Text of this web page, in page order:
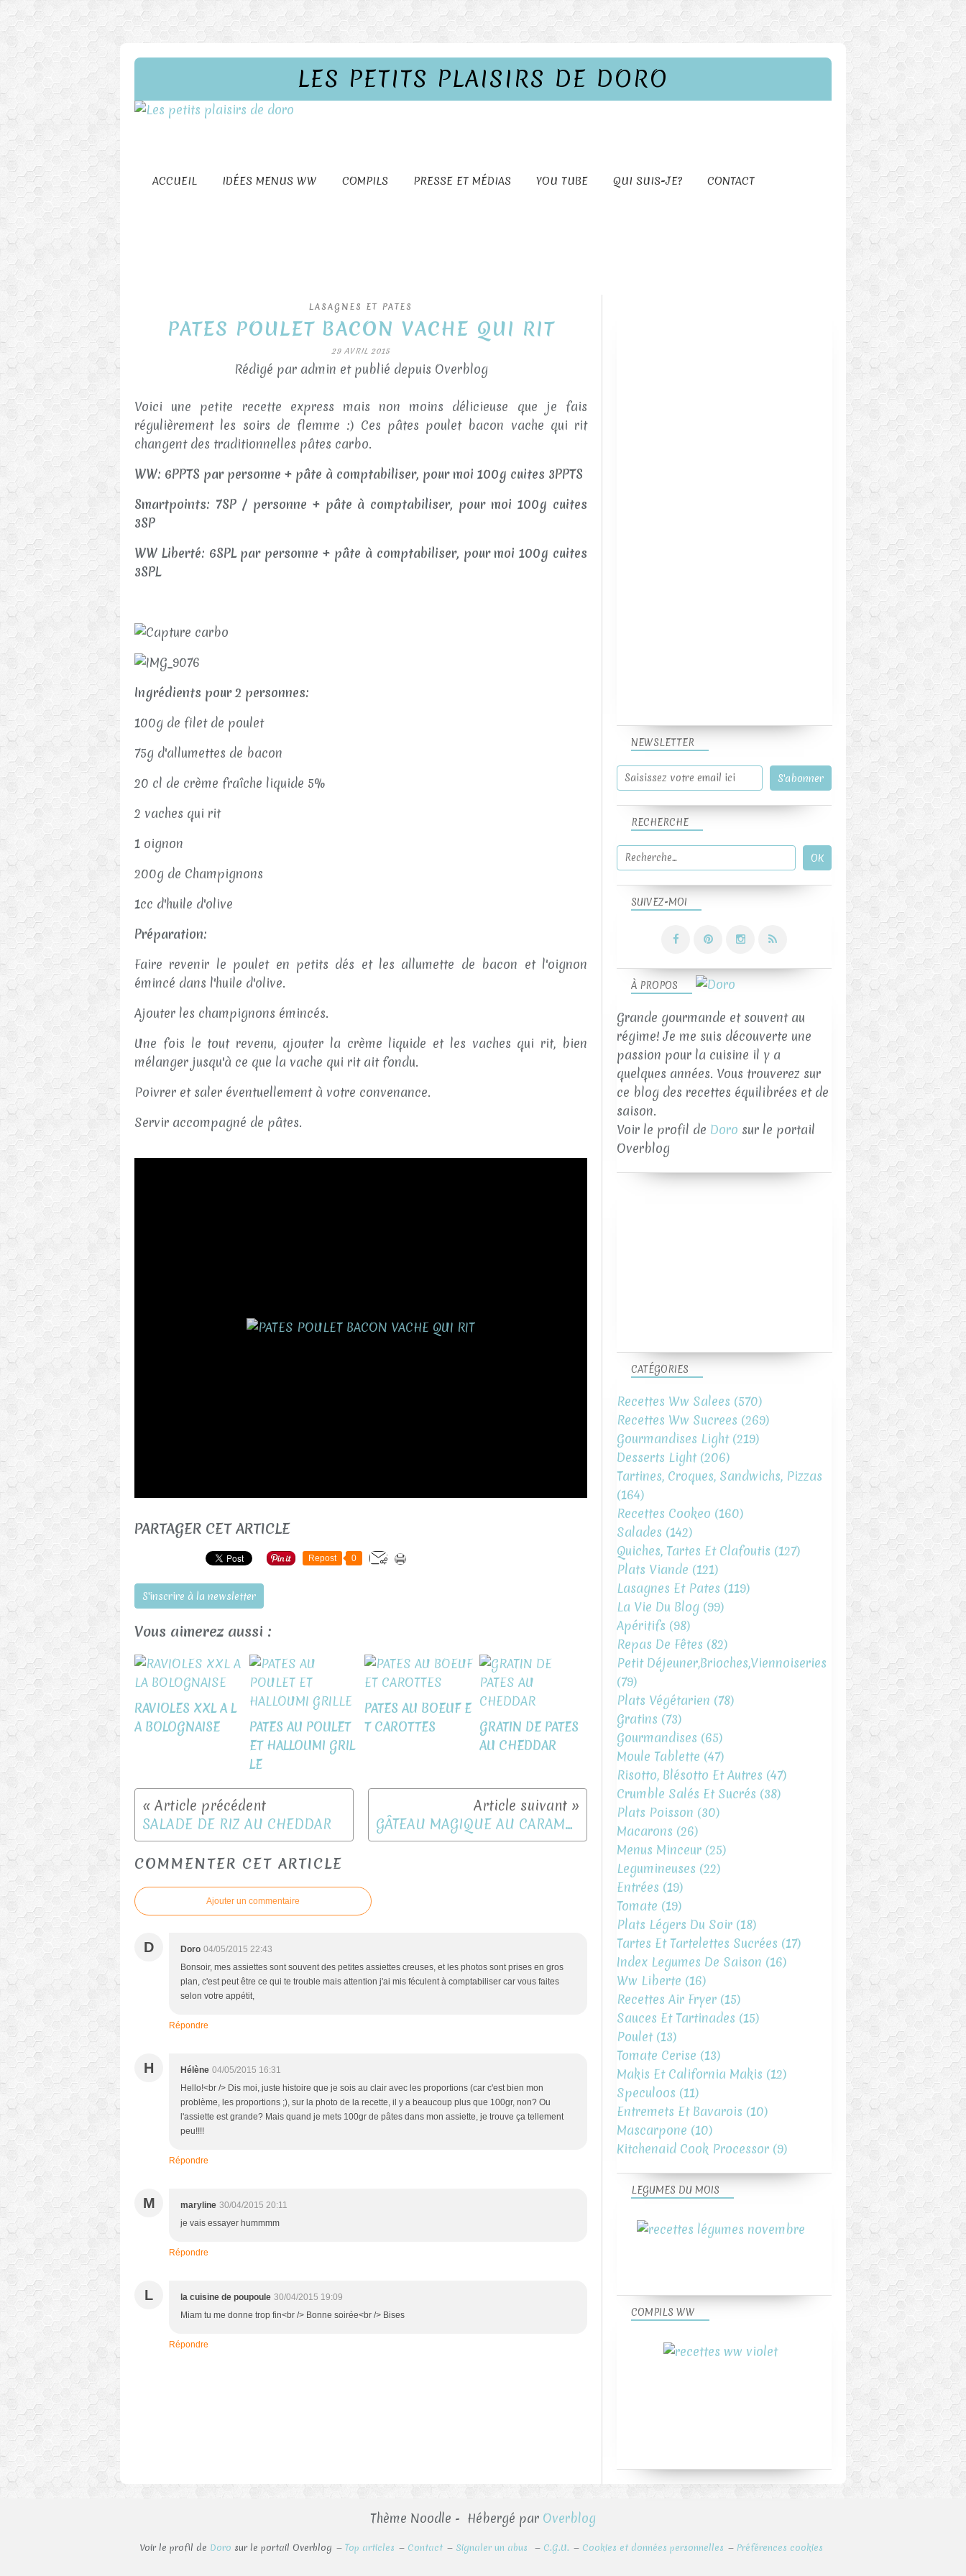
LES PETITS PLAISIRS DE DORO
ACCUEIL IDÉES MENUS WW COMPILS PRESSE ET MÉDIAS YOU TUBE QUI SUIS-JE? CONTACT
LASAGNES ET PATES
PATES POULET BACON VACHE QUI RIT
29 AVRIL 2015
Rédigé par admin et publié depuis Overblog
Voici une petite recette express mais non moins délicieuse que je fais
régulièrement les soirs de flemme :) Ces pâtes poulet bacon vache qui rit
changent des traditionnelles pâtes carbo.
WW: 6PPTS par personne + pâte à comptabiliser, pour moi 100g cuites 3PPTS
Smartpoints: 7SP / personne + pâte à comptabiliser, pour moi 100g cuites
3SP
WW Liberté: 6SPL par personne + pâte à comptabiliser, pour moi 100g cuites
3SPL
Ingrédients pour 2 personnes:
100g de filet de poulet
75g d'allumettes de bacon
20 cl de crème fraîche liquide 5%
2 vaches qui rit
1 oignon
200g de Champignons
1cc d'huile d'olive
Préparation:
Faire revenir le poulet en petits dés et les allumette de bacon et l'oignon
émincé dans l'huile d'olive.
Ajouter les champignons émincés.
Une fois le tout revenu, ajouter la crème liquide et les vaches qui rit, bien
mélanger jusqu'à ce que la vache qui rit ait fondu.
Poivrer et saler éventuellement à votre convenance.
Servir accompagné de pâtes.
PARTAGER CET ARTICLE
Repost 0
S'inscrire à la newsletter
Vous aimerez aussi :
RAVIOLES XXL A L
A BOLOGNAISE
PATES AU POULET
ET HALLOUMI GRIL
LE
PATES AU BOEUF E
T CAROTTES
GRATIN DE PATES
AU CHEDDAR
SALADE DE RIZ AU CHEDDAR GÂTEAU MAGIQUE AU CARAMEL AU BEURRE SALE
COMMENTER CET ARTICLE
Ajouter un commentaire
D Doro 04/05/2015 22:43
Bonsoir, mes assiettes sont souvent des petites assiettes creuses, et les photos sont prises en gros
plan, c'est peut être ce qui te trouble mais attention j'ai mis féculent à comptabiliser car vous faites
selon votre appétit,
Répondre
H Hélène 04/05/2015 16:31
Hello!<br /> Dis moi, juste histoire que je sois au clair avec les proportions (car c'est bien mon
problème, les proportions ;), sur la photo de la recette, il y a beaucoup plus que 100gr, non? Ou
l'assiette est grande? Mais quand je mets 100gr de pâtes dans mon assiette, je trouve ça tellement
peu!!!!
Répondre
M maryline 30/04/2015 20:11
je vais essayer hummmm
Répondre
L la cuisine de poupoule 30/04/2015 19:09
Miam tu me donne trop fin<br /> Bonne soirée<br /> Bises
Répondre
NEWSLETTER
SUIVEZ-MOI
RECHERCHE
À PROPOS
Grande gourmande et souvent au
régime! Je me suis découverte une
passion pour la cuisine il y a
quelques années. Vous trouverez sur
ce blog des recettes équilibrées et de
saison.
Voir le profil de Doro sur le portail
Overblog
CATÉGORIES
Recettes Ww Salees (570)
Recettes Ww Sucrees (269)
Gourmandises Light(219)
Desserts Light(206)
Tartines, Croques, Sandwichs, Pizzas
(164)
Recettes Cookeo (160)
Salades (142)
Quiches, Tartes Et Clafoutis (127)
Plats Viande (121)
Lasagnes Et Pates (119)
La Vie Du Blog (99)
Apéritifs (98)
Repas De Fêtes (82)
Petit Déjeuner,brioches,viennoiseries
(79)
Plats Végétarien (78)
Gratins (73)
Gourmandises (65)
Moule Tablette (47)
Risotto, Blésotto Et Autres (47)
Crumble Salés Et Sucrés (38)
Plats Poisson (30)
Macarons (26)
Menus Minceur (25)
Legumineuses (22)
Entrées (19)
Tomate (19)
Plats Légers Du Soir (18)
Tartes Et Tartelettes Sucrées (17)
Index Legumes De Saison (16)
Ww Liberte (16)
Recettes Air Fryer (15)
Sauces Et Tartinades (15)
Poulet(13)
Tomate Cerise (13)
Makis Et California Makis (12)
Speculoos (11)
Entremets Et Bavarois (10)
Mascarpone (10)
Kitchenaid Cook Processor (9)
LEGUMES DU MOIS
COMPILS WW
Thème Noodle - Hébergé par Overblog
Voir le profil de Doro sur le portail Overblog Top articles Contact Signaler un abus C.G.U. Cookies et données personnelles Préférences cookies